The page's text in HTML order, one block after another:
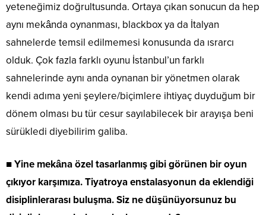
yeteneğimiz doğrultusunda. Ortaya çıkan sonucun da hep
aynı mekânda oynanması, blackbox ya da İtalyan
sahnelerde temsil edilmemesi konusunda da ısrarcı
olduk. Çok fazla farklı oyunu İstanbul’un farklı
sahnelerinde aynı anda oynanan bir yönetmen olarak
kendi adıma yeni şeylere/biçimlere ihtiyaç duyduğum bir
dönem olması bu tür cesur sayılabilecek bir arayışa beni
sürükledi diyebilirim galiba.
■Yine mekâna özel tasarlanmış gibi görünen bir oyun
çıkıyor karşımıza. Tiyatroya enstalasyonun da eklendiği
disiplinlerarası buluşma. Siz ne düşünüyorsunuz bu